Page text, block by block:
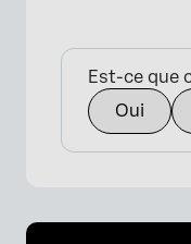
Est-ce que
Oui